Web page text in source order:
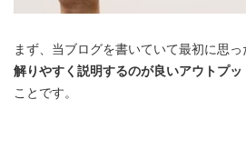
まず、当ブログを書いていて最初に思っ
解りやすく説明するのが良いアウトプッ
ことです。